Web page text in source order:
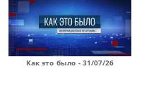
Как это было - 31/07/26